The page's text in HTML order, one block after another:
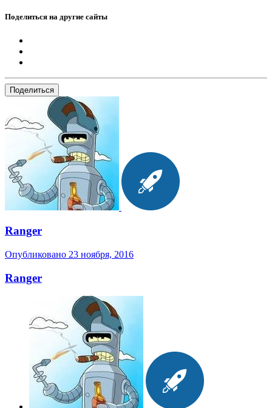
Поделиться на другие сайты
Поделиться
Ranger
Опубликовано 23 ноября, 2016
Ranger